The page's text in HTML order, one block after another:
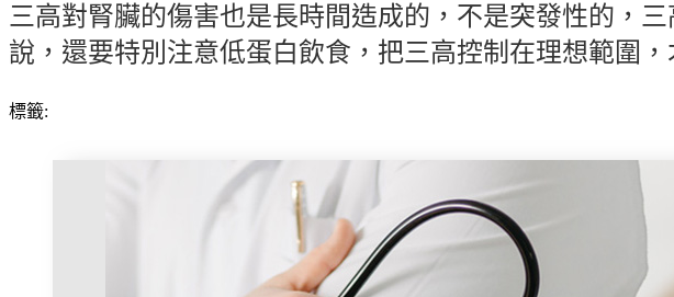
三高對腎臟的傷害也是長時間造成的，不是突發性的，
說，還要特別注意低蛋白飲食，把三高控制在理想範圍，
標籤: